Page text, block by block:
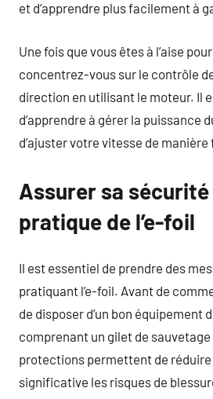
et d’apprendre plus facilement à
Une fois que vous êtes à l’aise
concentrez-vous sur le contrôle
direction en utilisant le moteur. Il
d’apprendre à gérer la puissance
d’ajuster votre vitesse de manière
Assurer sa
pratique de l’e-foil
Il est essentiel de prendre des
pratiquant l’e-foil. Avant de
de disposer d’un bon équipement
comprenant un gilet de
protections permettent de réduire
significative les risques de